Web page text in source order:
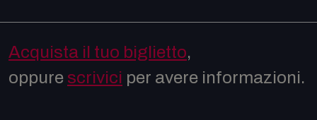
Acquista il tuo biglietto,
oppure scrivici per avere informazioni.